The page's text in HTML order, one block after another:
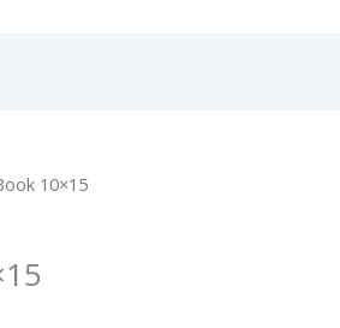
10×15